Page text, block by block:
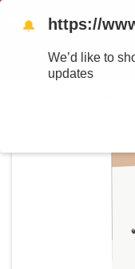
MENU
🔔 https://
We’d like to
updates